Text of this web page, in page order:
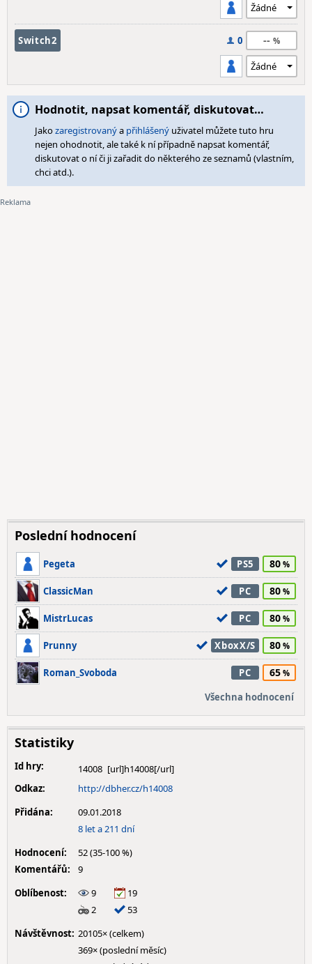
Switch2 0 --
Hodnotit, napsat komentář, diskutovat…
Jakozaregistrovanýa přihlášený uživatel můžete tuto hru
nejen ohodnotit, ale také k ní případně napsat komentář,
diskutovat o ní či ji zařadit do některého ze seznamů (vlastním,
chci atd.).
Poslední hodnocení
Pegeta PS5 80
ClassicMan PC 80
MistrLucas PC 80
Prunny XboxX/S 80
Roman_Svoboda PC 65
Všechna hodnocení
Statistiky
Id hry:
14008
Odkaz:
http://dbher.cz/h14008
Přidána:
09.01.2018
8 let a 211 dní
Hodnocení:
52 (35-100 %)
Komentářů:
9
Oblíbenost:
9
19
2
53
Návštěvnost: 20105× (celkem)
369× (poslední měsíc)